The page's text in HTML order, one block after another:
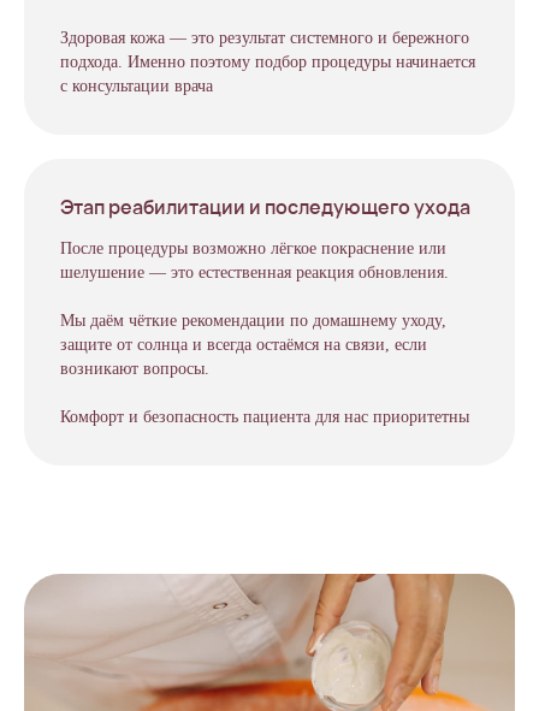
Здоровая кожа — это результат системного и бережного
подхода. Именно поэтому подбор процедуры начинается
с консультации врача
Этап реабилитации и последующего ухода
После процедуры возможно лёгкое покраснение или
шелушение — это естественная реакция обновления.
Мы даём чёткие рекомендации по домашнему уходу,
защите от солнца и всегда остаёмся на связи, если
возникают вопросы.
Комфорт и безопасность пациента для нас приоритетны